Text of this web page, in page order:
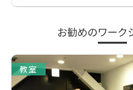
お勧めのワーク
教室